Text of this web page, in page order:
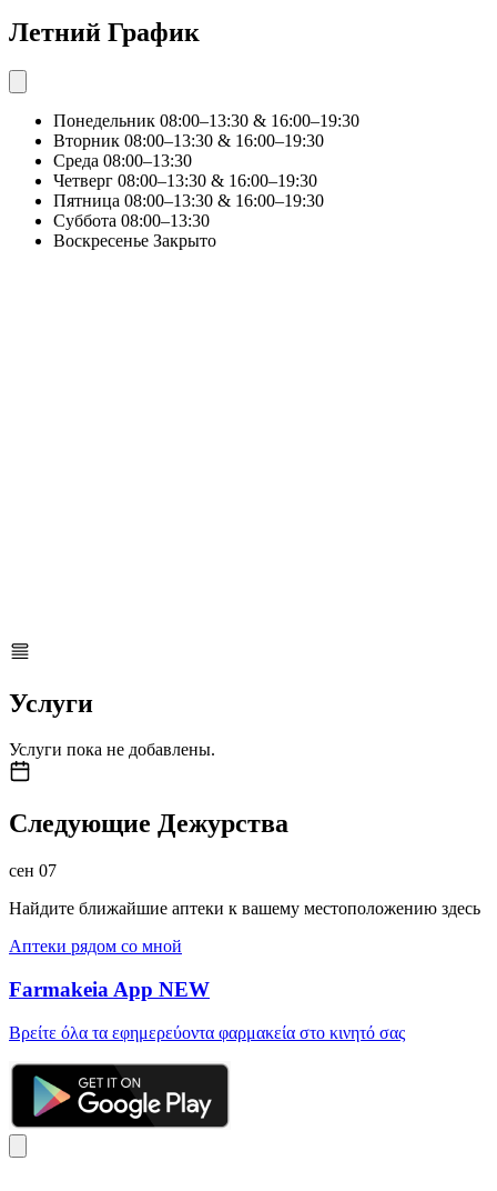
Летний График
Понедельник 08:00–13:30 & 16:00–19:30
Вторник 08:00–13:30 & 16:00–19:30
Среда 08:00–13:30
Четверг 08:00–13:30 & 16:00–19:30
Пятница 08:00–13:30 & 16:00–19:30
Суббота 08:00–13:30
Воскресенье Закрыто
Услуги
Услуги пока не добавлены.
Следующие Дежурства
сен 07
Найдите ближайшие аптеки к вашему местоположению здесь
Аптеки рядом со мной
Farmakeia App NEW
Βρείτε όλα τα εφημερεύοντα φαρμακεία στο κινητό σας